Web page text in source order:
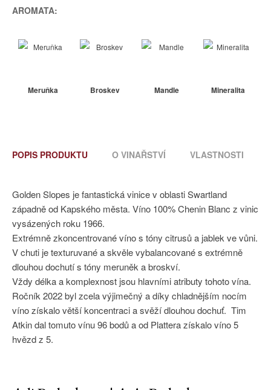
AROMATA:
Meruňka Broskev Mandle Mineralita
POPIS PRODUKTU O VINAŘSTVÍ VLASTNOSTI
Golden Slopes je fantastická vinice v oblasti Swartland
západně od Kapského města. Víno 100% Chenin Blanc z vinic
vysázených roku 1966.
Extrémně zkoncentrované víno s tóny citrusů a jablek ve vůni.
V chuti je texturuvané a skvěle vybalancované s extrémně
dlouhou dochutí s tóny meruněk a broskví.
Vždy délka a komplexnost jsou hlavními atributy tohoto vína.
Ročník 2022 byl zcela výjimečný a díky chladnějším nocím
víno získalo větší koncentraci a svěží dlouhou dochuť. Tim
Atkin dal tomuto vínu 96 bodů a od Plattera získalo víno 5
hvězd z 5.